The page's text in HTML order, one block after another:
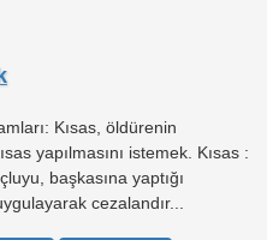
Kısas, öldürenin
yapılmasını istemek. Kısas :
başkasına yaptığı
cezalandır...